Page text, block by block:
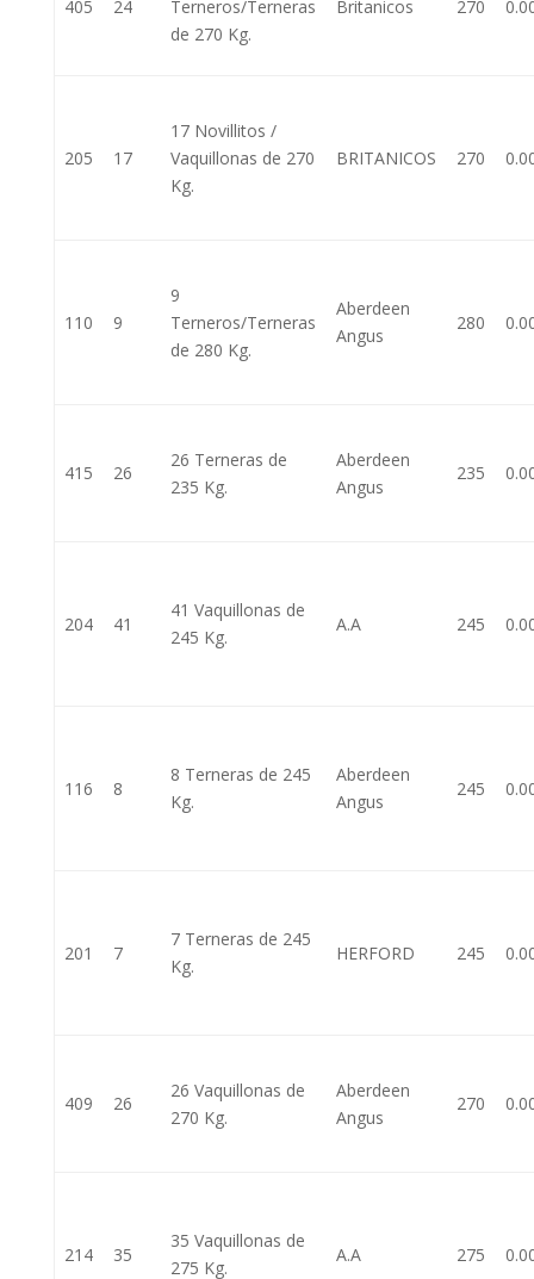
405 24
Terneros/Terneras
de 270 Kg.
Britanicos 270
205 17
17 Novillitos /
Vaquillonas de 270
Kg.
BRITANICOS 270
110 9
9
Terneros/Terneras
de 280 Kg.
Aberdeen
Angus
280
415 26
26 Terneras de
235 Kg.
Aberdeen
Angus
235
204 41
41 Vaquillonas de
245 Kg.
A.A 245
116 8
8 Terneras de 245
Kg.
Aberdeen
Angus
245
201 7
7 Terneras de 245
Kg.
HERFORD 245
409 26
26 Vaquillonas de
270 Kg.
Aberdeen
Angus
270
214 35
35 Vaquillonas de
275 Kg.
A.A 275